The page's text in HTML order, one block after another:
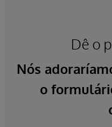
Dê o
Nós
o